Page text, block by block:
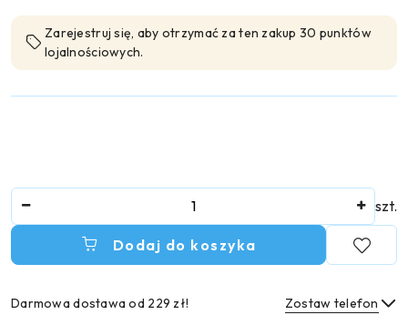
Zarejestruj się, aby otrzymać za ten zakup 30 punktów
lojalnościowych.
szt.
Dodaj do koszyka
Darmowa dostawa od 229 zł! Zostaw telefon